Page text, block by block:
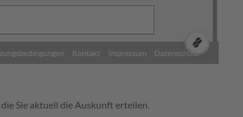
Sie aktuell die Auskunft erteilen.